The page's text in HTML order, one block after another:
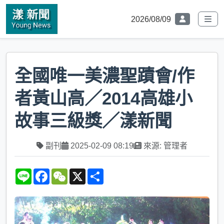
2026/08/09
全國唯一美濃聖蹟會/作
者黃山高／2014高雄小
故事三級獎／漾新聞
副刊 2025-02-09 08:19 來源: 管理者
L
e
F
e
b
o
o
W
h
a
t
X
r
e